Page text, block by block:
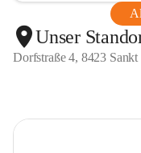
Unser
Dorfstraße 4, 8423